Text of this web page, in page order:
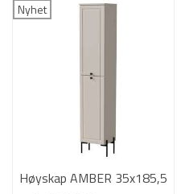
Nyhet
Høyskap AMBER 35x185,5